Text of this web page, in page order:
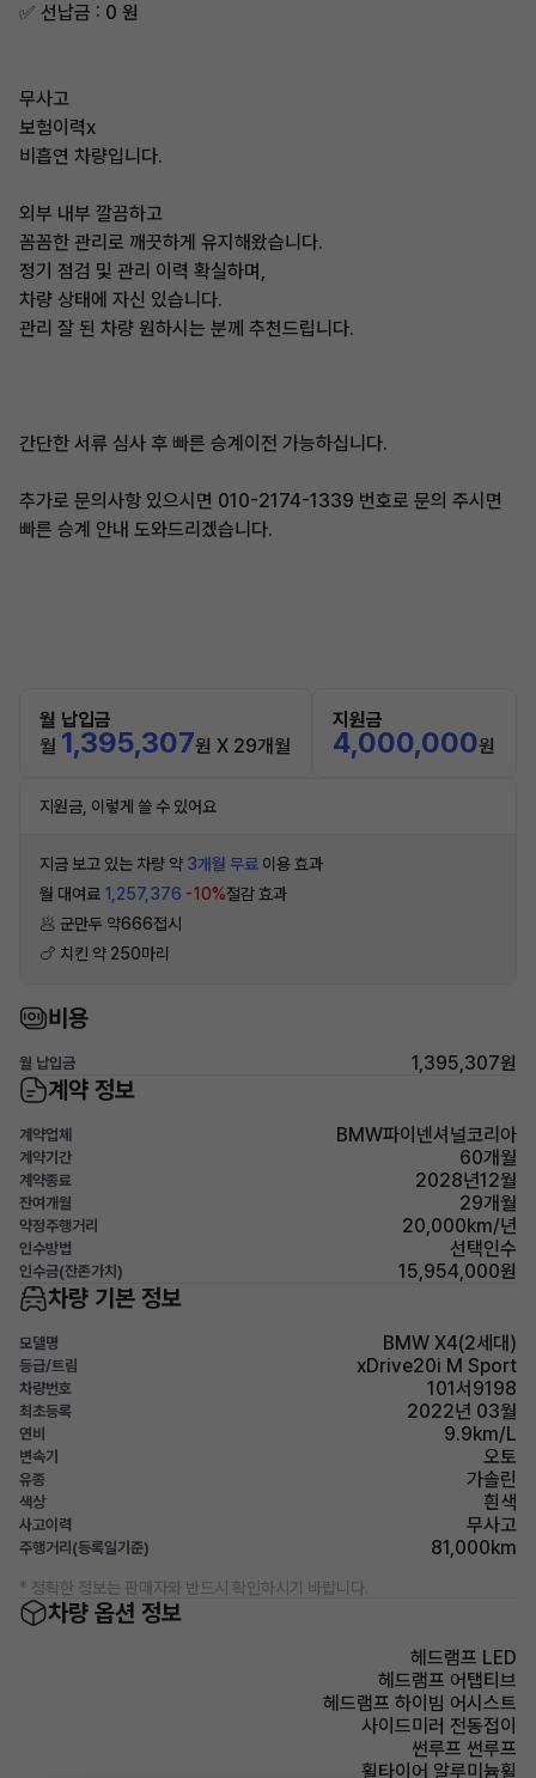
✅ 선납금 : 0 원
무사고
보험이력x
비흡연 차량입니다.
외부 내부 깔끔하고
꼼꼼한 관리로 깨끗하게 유지해왔습니다.
정기 점검 및 관리 이력 확실하며,
차량 상태에 자신 있습니다.
관리 잘 된 차량 원하시는 분께 추천드립니다.
간단한 서류 심사 후 빠른 승계이전 가능하십니다.
추가로 문의사항 있으시면 010-2174-1339 번호로 문의 주시면
빠른 승계 안내 도와드리겠습니다.
월 납입금
월 1,395,307원 X 29개월
지원금
4,000,000원
지원금, 이렇게 쓸 수 있어요
지금 보고 있는 차량 약 3개월 무료 이용 효과
월 대여료 1,257,376 -10%절감 효과
🥟 군만두 약666접시
🍗 치킨 약 250마리
비용
월 납입금 1,395,307원
계약 정보
계약업체 BMW파이넨셔널코리아
계약기간 60개월
계약종료 2028년12월
잔여개월 29개월
약정주행거리 20,000km/년
인수방법 선택인수
인수금(잔존가치) 15,954,000원
차량 기본 정보
모델명 BMW X4(2세대)
등급/트림 xDrive20i M Sport
차량번호 101서9198
최초등록 2022년 03월
연비 9.9km/L
변속기 오토
유종 가솔린
색상 흰색
사고이력 무사고
주행거리(등록일기준) 81,000km
* 정확한 정보는 판매자와 반드시 확인하시기 바랍니다.
차량 옵션 정보
헤드램프 LED
헤드램프 어탭티브
헤드램프 하이빔 어시스트
사이드미러 전동접이
썬루프 썬루프
휠타이어 알루미늄휠